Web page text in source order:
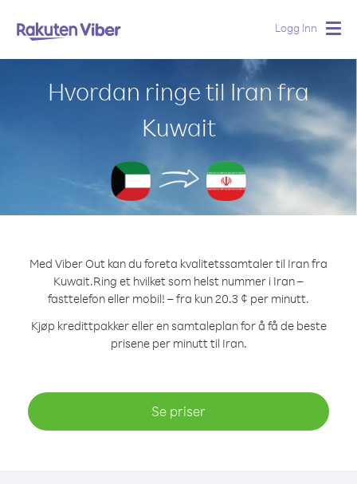
Logg Inn
Hvordan ringe til Iran fra
Kuwait
Med Viber Out kan du foreta kvalitetssamtaler til Iran fra
Kuwait.Ring et hvilket som helst nummer i Iran –
fasttelefon eller mobil! – fra kun 20.3 ¢ per minutt.
Kjøp kredittpakker eller en samtaleplan for å få de beste
prisene per minutt til Iran.
Se priser